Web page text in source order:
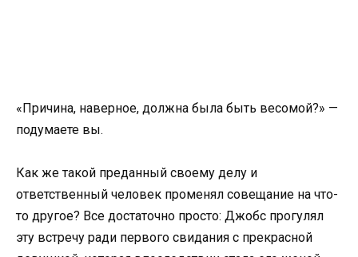
«Причина, наверное, должна была быть весомой?» —
подумаете вы.
Как же такой преданный своему делу и
ответственный человек променял совещание на что-
то другое? Все достаточно просто: Джобс прогулял
эту встречу ради первого свидания с прекрасной